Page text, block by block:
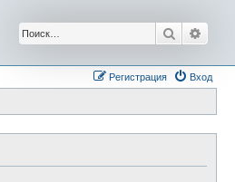
Поиск
Вход
Регистрация